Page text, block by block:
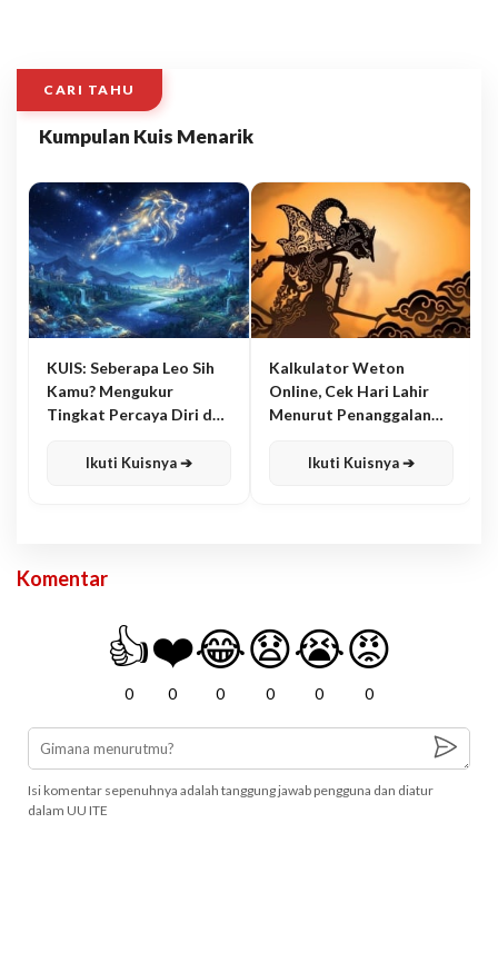
CARI TAHU
Kumpulan Kuis Menarik
KUIS: Seberapa Leo Sih
Kamu? Mengukur
Tingkat Percaya Diri dan
Ikuti Kuisnya ➔
Kalkulator Weton
Online, Cek Hari Lahir
Menurut Penanggalan
Ikuti Kuisnya ➔
Komentar
👍
0
❤️
0
😂
0
😧
0
😭
0
😡
0
Isi komentar sepenuhnya adalah tanggung jawab pengguna dan diatur
dalam UU ITE